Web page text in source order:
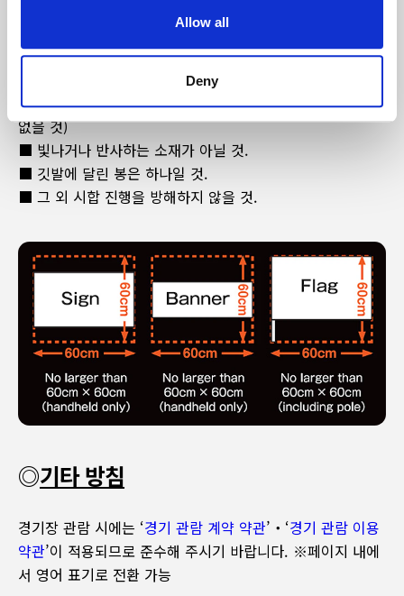
Allow all
Deny
조건 을 지켜주시기 바랍니다.
■ 각자 자신의 자리 범위 내에서 사용할 것. 다른 손님에게
■ 팀을 응원하는 내용일 것. (광고나 비방, 중상 등의 멘트가
없을 것)
■ 빛나거나 반사하는 소재가 아닐 것.
■ 깃발에 달린 봉은 하나일 것.
■ 그 외 시합 진행을 방해하지 않을 것.
◎기타 방침
경기장 관람 시에는 ‘경기 관람 계약 약관’・‘경기 관람 이용
약관’이 적용되므로 준수해 주시기 바랍니다. ※페이지 내에
서 영어 표기로 전환 가능